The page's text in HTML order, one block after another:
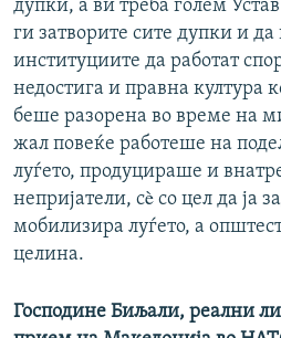
дупки, а ви треба голем
ги затворите сите дупки и да
институциите да работат
недостига и правна култура
беше разорена во време на
жал повеќе работеше на
луѓето, продуцираше и
непријатели, сè со цел да ја
мобилизира луѓето, а
целина.
Господине Биљали, реални